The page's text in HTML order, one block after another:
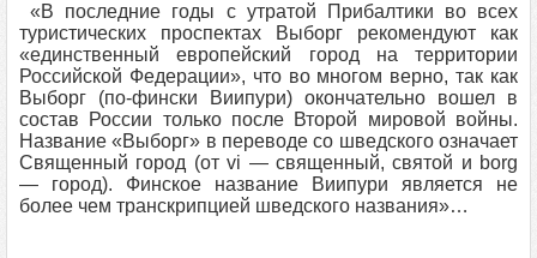
«В последние годы с утратой Прибалтики во всех
туристических проспектах Выборг рекомендуют как
«единственный европейский город на территории
Российской Федерации», что во многом верно, так как
Выборг (по-фински Виипури) окончательно вошел в
состав России только после Второй мировой войны.
Название «Выборг» в переводе со шведского означает
Священный город (от vi — священный, святой и borg
— город). Финское название Виипури является не
более чем транскрипцией шведского названия»…